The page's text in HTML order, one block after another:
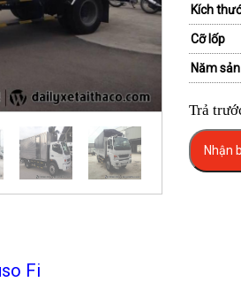
Kích
Cỡ lốp
Năm
Trả
Nhận
Fi